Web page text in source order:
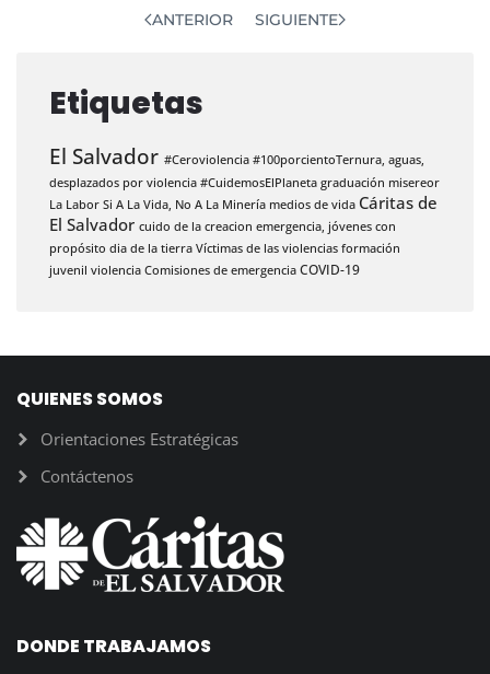
ANTERIOR SIGUIENTE
Etiquetas
El Salvador #Ceroviolencia #100porcientoTernura, aguas,
desplazados por violencia #CuidemosElPlaneta graduación misereor
La Labor Si A La Vida, No A La Minería medios de vida Cáritas de
El Salvador cuido de la creacion emergencia, jóvenes con
propósito dia de la tierra Víctimas de las violencias formación
juvenil violencia Comisiones de emergencia COVID-19
QUIENES SOMOS
Orientaciones Estratégicas
Contáctenos
DONDE TRABAJAMOS